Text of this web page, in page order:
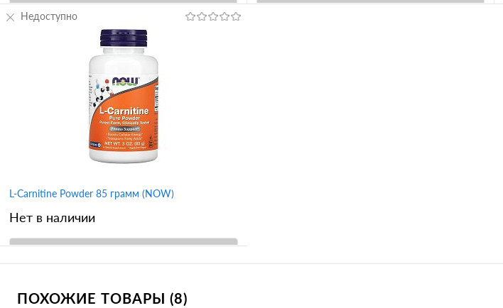
Купить в 1 клик
Сравнение
лимон малина нейтральный
яблоко
L-Carnitine Powder 85 грамм (NOW)
Нет в наличии
Купить в 1 клик
Сравнение
Недоступно
ПОХОЖИЕ ТОВАРЫ (8)